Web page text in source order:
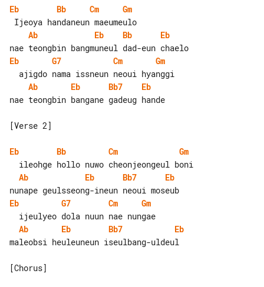
Eb Bb Cm
Gm
Ab
Eb Bb
Eb
Eb
G7 Cm
Gm
Ab
Eb Bb7
Eb
nae teongbin bangane gadeug hande
[Verse 2]
Eb Bb Cm
Gm
Ab
Eb Bb7
Eb
Eb
G7 Cm
Gm
Ab
Eb Bb7
Eb
maleobsi heuleuneun iseulbang-uldeul
[Chorus]